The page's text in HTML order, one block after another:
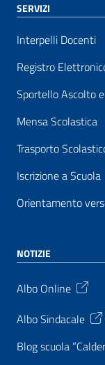
SERVIZI
Interpelli Docenti
Registro
Sportello Ascolto
Mensa Scolastica
Trasporto
Iscrizione a Scuola
Orientamento
NOTIZIE
Albo Online
Albo Sindacale
Blog scuola